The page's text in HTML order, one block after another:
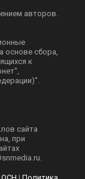
авторов.
основе сбора,
к
сайта
при